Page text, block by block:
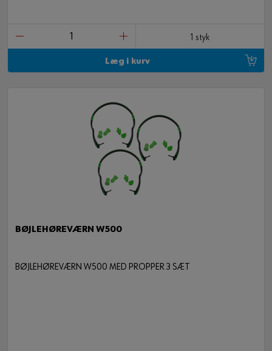
1 styk
Læg i kurv
BØJLEHØREVÆRN W500
BØJLEHØREVÆRN W500 MED PROPPER 3 SÆT